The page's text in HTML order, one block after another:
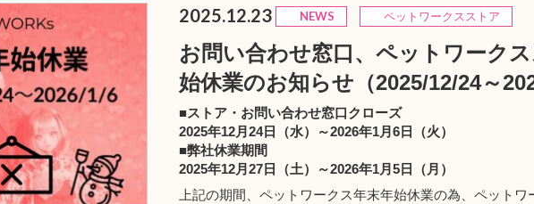
2025.12.23 NEWS ペットワークスストア
お問い合わせ窓口、ペットワーク
始休業のお知らせ（2025/12/24～
■ストア・お問い合わせ窓口クローズ
2025年12月24日（水）～2026年1月6日（火）
■弊社休業期間
2025年12月27日（土）～2026年1月5日（月）
上記の期間、ペットワークス年末年始休業の為、ペット